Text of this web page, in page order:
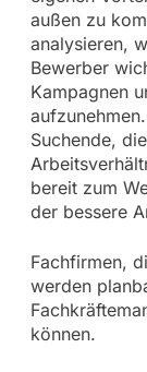
außen zu
analysieren,
Bewerber
Kampagnen
Suchende,
bereit zum
der bessere
Fachfirmen,
werden
können.